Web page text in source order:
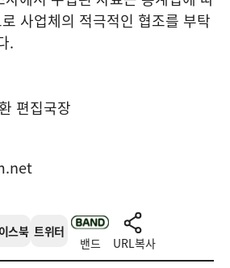
사업체의 적극적인 협조를 부탁
.
편집국장
스북 트위터
밴드 URL복사